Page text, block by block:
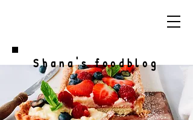
Shana's foodblog